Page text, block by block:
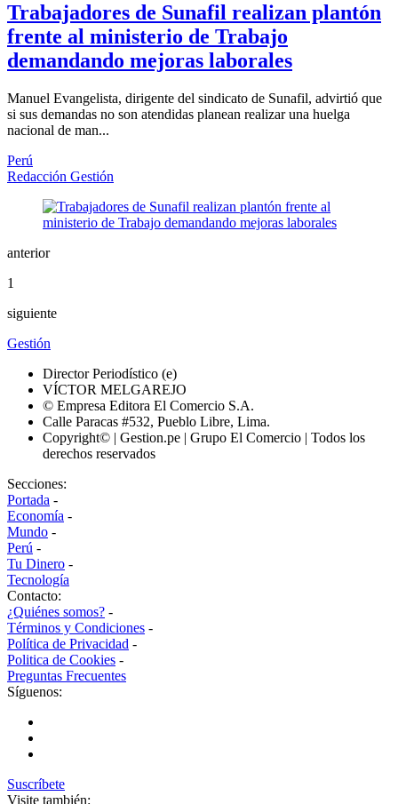
Trabajadores de Sunafil realizan plantón
frente al ministerio de Trabajo
demandando mejoras laborales
Manuel Evangelista, dirigente del sindicato de Sunafil, advirtió que
si sus demandas no son atendidas planean realizar una huelga
nacional de man...
Perú
Redacción Gestión
anterior
1
siguiente
Gestión
Director Periodístico (e)
VÍCTOR MELGAREJO
© Empresa Editora El Comercio S.A.
Calle Paracas #532, Pueblo Libre, Lima.
Copyright© | Gestion.pe | Grupo El Comercio | Todos los
derechos reservados
Secciones:
Portada -
Economía -
Mundo -
Perú -
Tu Dinero -
Tecnología
Contacto:
¿Quiénes somos? -
Términos y Condiciones -
Política de Privacidad -
Politica de Cookies -
Preguntas Frecuentes
Síguenos:
Suscríbete
Visite también: